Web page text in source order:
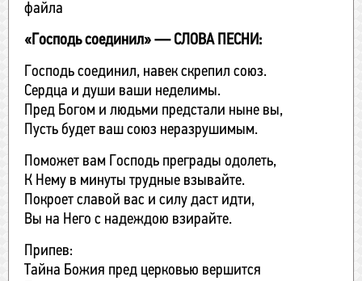
файла
«Господь соединил» — СЛОВА ПЕСНИ:
Господь соединил, навек скрепил союз.
Сердца и души ваши неделимы.
Пред Богом и людьми предстали ныне вы,
Пусть будет ваш союз неразрушимым.
Поможет вам Господь преграды одолеть,
К Нему в минуты трудные взывайте.
Покроет славой вас и силу даст идти,
Вы на Него с надеждою взирайте.
Припев:
Тайна Божия пред церковью вершится